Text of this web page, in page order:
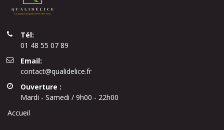
Tél:
01 48 55 07 89
Email:
contact@qualidelice.fr
Ouverture :
Mardi - Samedi / 9h00 - 22h00
Accueil